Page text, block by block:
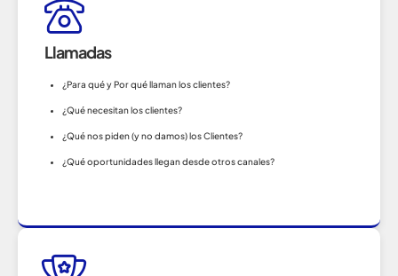
Llamadas
¿Para qué y Por qué llaman los clientes?
¿Qué necesitan los clientes?
¿Qué nos piden (y no damos) los Clientes?
¿Qué oportunidades llegan desde otros canales?